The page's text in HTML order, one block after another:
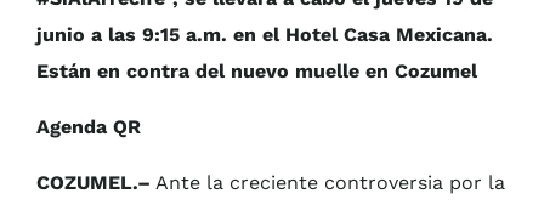
junio a las 9:15 a.m. en el Hotel Casa Mexicana.
Están en contra del nuevo muelle en Cozumel
Agenda QR
COZUMEL.– Ante la creciente controversia por la